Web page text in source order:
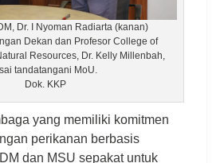
Dr. I Nyoman Radiarta (kanan)
Dekan dan Profesor College of
Resources, Dr. Kelly Millenbah,
tandatangani MoU.
Dok. KKP
yang memiliki komitmen
perikanan berbasis
dan MSU sepakat untuk